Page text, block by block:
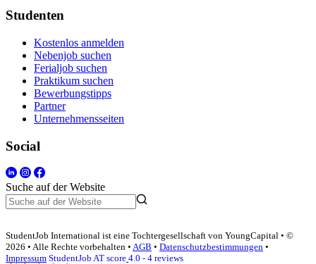
Studenten
Kostenlos anmelden
Nebenjob suchen
Ferialjob suchen
Praktikum suchen
Bewerbungstipps
Partner
Unternehmensseiten
Social
Suche auf der Website
StudentJob International ist eine Tochtergesellschaft von YoungCapital • ©
2026 • Alle Rechte vorbehalten • AGB • Datenschutzbestimmungen •
Impressum StudentJob AT score 4.0 - 4 reviews